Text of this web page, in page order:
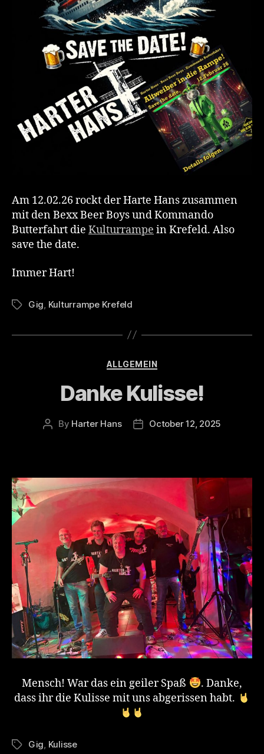
Am 12.02.26 rockt der Harte Hans zusammen
mit den Bexx Beer Boys und Kommando
Butterfahrt die Kulturrampe in Krefeld. Also
save the date.
Immer Hart!
TagsGig Kulturrampe Krefeld
Categories
ALLGEMEIN
Danke Kulisse!
Post
By Harter Hans
PostOctober 12, 2025
Mensch! War das ein geiler Spaß
. Danke,
dass ihr die Kulisse mit uns abgerissen habt.
TagsGig, Kulisse